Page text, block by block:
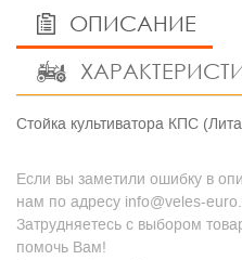
ОПИСАНИЕ
Стойка культиватора КПС
Если вы заметили ошибку в
нам по адресу info@veles-
Затрудняетесь с выбором
помочь Вам!